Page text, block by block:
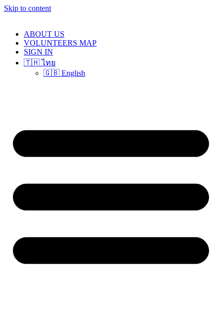
Skip to content
ABOUT US
VOLUNTEERS MAP
SIGN IN
🇹🇭 ไทย
🇬🇧 English